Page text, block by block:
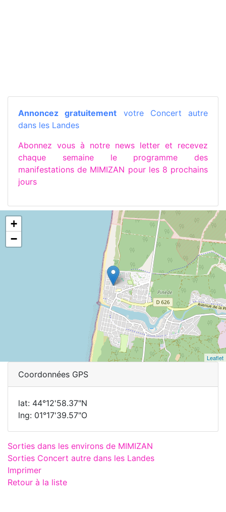
Annoncez gratuitement votre Concert autre
dans les Landes
Abonnez vous à notre news letter et recevez
chaque semaine le programme des
manifestations de MIMIZAN pour les 8 prochains
jours
+
−
Leaflet
Coordonnées GPS
lat: 44°12'58.37"N
lng: 01°17'39.57"O
Sorties dans les environs de MIMIZAN
Sorties Concert autre dans les Landes
Imprimer
Retour à la liste